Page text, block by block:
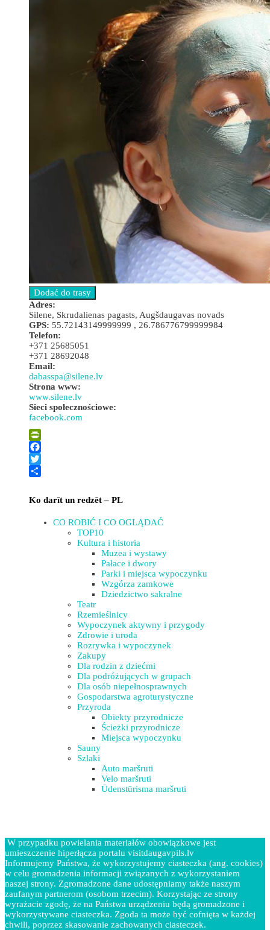
Adres:
Silene, Skrudalienas pagasts, Augšdaugavas novads
GPS: 55.72143149999999 , 26.786776799999984
Telefon:
+371 25685051
+371 28692048
Email:
dabasspa@silene.lv
Strona www:
www.silene.lv
Sieci społecznościowe:
facebook.com
PrintFriendly
Facebook
Twitter
Ko darīt un redzēt – PL
CO ROBIĆ I CO OGLĄDAĆ
TOP10
Kultura i historia
Muzea i wystawy
Pałace i dwory
Parki i miejsca wypoczynku
Wzgórza zamkowe
Dziedzictwo sakralne
Teatr
Rzemieślnicy
Wypoczynek aktywny i przygody
Zdrowie i uroda
Rozrywka i wypoczynek
Zakupy
Dla rodzin z dziećmi
Dla podróżujących w grupach
Dla osób niepełnosprawnych
Gospodarstwa agroturystyczne
Przyroda
Obiekty przyrodnicze
Ścieżki przyrodnicze
Miejsca wypoczynku
Sauny
Szlaki
Auto maršruti
Velo maršruti
Ūdenstūrisma maršruti
W przypadku powielania materiałów obowiązkowe jest
umieszczenie hiperłącza portalu visitdaugavpils.lv
Informujemy Państwa, że wykorzystujemy ciasteczka (ang. cookies)
w celu gromadzenia informacji związanych z wykorzystaniem
naszej strony. Zgromadzone dane udostępniamy także naszym
zaufanym partnerom (osobom trzecim). Korzystając ze strony
wyrażacie zgodę, że na Państwa urządzeniu będą gromadzone i
wykorzystywane ciasteczka. Zgoda ta może być cofnięta w każdej
chwili, poprzez skasowanie zachowanych ciasteczek.